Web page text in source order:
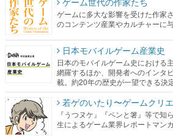
ゲームに多大な影響を受けた作家
のコンテンツ産業やカルチャーに
日本モバイルゲーム産業史
日本のモバイルゲーム史における
網羅するほか、開発者へのインタ
載。約20年の歴史が一望できる決
若ゲのいたり〜ゲームクリ
『うつヌケ』『ペンと箸』等で知
生によるゲーム業界レポートマンガ